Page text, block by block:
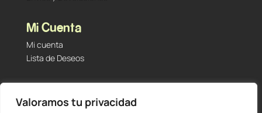
Valoramos tu privacidad
Mi Cuenta
Mi cuenta
Lista de Deseos
Tu Tienda de Segunda Mano, Sambara #101 (Madrid,